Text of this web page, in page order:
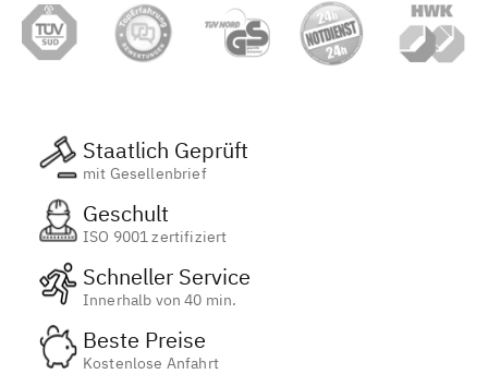
Staatlich Geprüft
mit Gesellenbrief
Geschult
ISO 9001 zertifiziert
Schneller Service
Innerhalb von 40 min.
Beste Preise
Kostenlose Anfahrt